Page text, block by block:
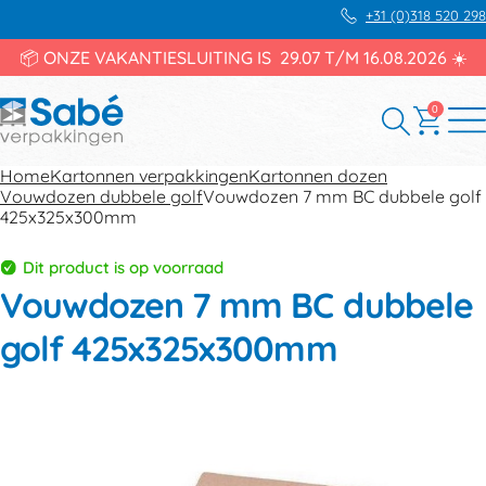
+31 (0)318 520 298
📦 ONZE VAKANTIESLUITING IS 29.07 T/M 16.08.2026 ☀️
0
HomeKartonnen verpakkingenKartonnen dozen
Vouwdozen dubbele golfVouwdozen 7 mm BC dubbele golf
425x325x300mm
Dit product is op voorraad
Vouwdozen 7 mm BC dubbele
golf 425x325x300mm